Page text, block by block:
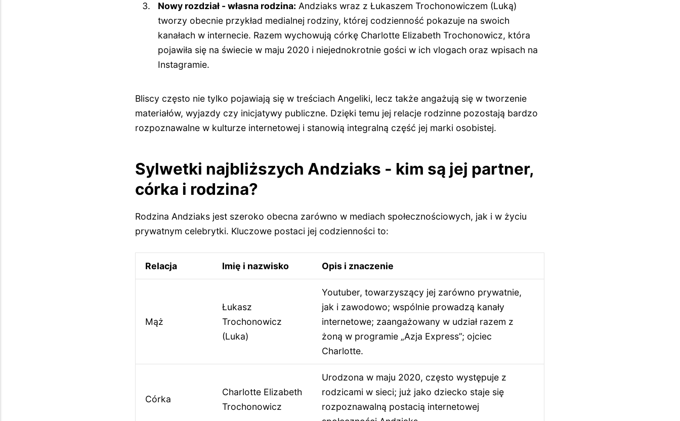
Nowy rozdział - własna rodzina: Andziaks wraz z Łukaszem Trochonowiczem (Luką)
tworzy obecnie przykład medialnej rodziny, której codzienność pokazuje na swoich
kanałach w internecie. Razem wychowują córkę Charlotte Elizabeth Trochonowicz, która
pojawiła się na świecie w maju 2020 i niejednokrotnie gości w ich vlogach oraz wpisach na
Instagramie.
Bliscy często nie tylko pojawiają się w treściach Angeliki, lecz także angażują się w tworzenie
materiałów, wyjazdy czy inicjatywy publiczne. Dzięki temu jej relacje rodzinne pozostają bardzo
rozpoznawalne w kulturze internetowej i stanowią integralną część jej marki osobistej.
Sylwetki najbliższych Andziaks - kim są jej partner,
córka i rodzina?
Rodzina Andziaks jest szeroko obecna zarówno w mediach społecznościowych, jak i w życiu
prywatnym celebrytki. Kluczowe postaci jej codzienności to:
Relacja Imię i nazwisko Opis i znaczenie
Mąż
Łukasz
Trochonowicz
(Luka)
Youtuber, towarzyszący jej zarówno prywatnie,
jak i zawodowo; wspólnie prowadzą kanały
internetowe; zaangażowany w udział razem z
żoną w programie „Azja Express”; ojciec
Charlotte.
Córka
Charlotte Elizabeth
Trochonowicz
Urodzona w maju 2020, często występuje z
rodzicami w sieci; już jako dziecko staje się
rozpoznawalną postacią internetowej